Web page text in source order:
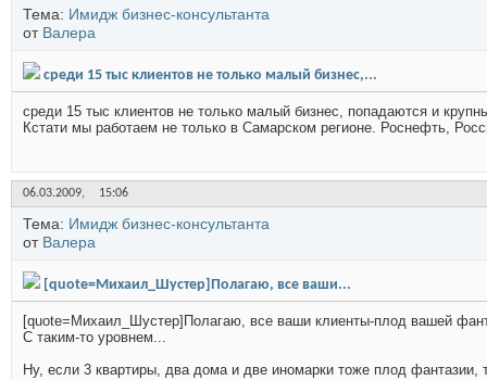
Тема: Имидж бизнес-консультанта
от Валера
среди 15 тыс клиентов не только малый бизнес,...
среди 15 тыс клиентов не только малый бизнес, попадаются и
Кстати мы работаем не только в Самарском регионе. Роснефть,
06.03.2009, 15:06
Тема: Имидж бизнес-консультанта
от Валера
[quote=Михаил_Шустер]Полагаю, все ваши...
[quote=Михаил_Шустер]Полагаю, все ваши клиенты-плод вашей
С таким-то уровнем...
Ну, если 3 квартиры, два дома и две иномарки тоже плод